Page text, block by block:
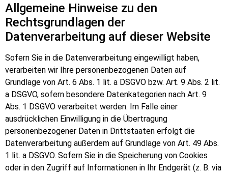
Allgemeine Hinweise zu den
Rechtsgrundlagen der
Datenverarbeitung auf dieser Website
Sofern Sie in die Datenverarbeitung eingewilligt haben,
verarbeiten wir Ihre personenbezogenen Daten auf
Grundlage von Art. 6 Abs. 1 lit. a DSGVO bzw. Art. 9 Abs. 2 lit.
a DSGVO, sofern besondere Datenkategorien nach Art. 9
Abs. 1 DSGVO verarbeitet werden. Im Falle einer
ausdrücklichen Einwilligung in die Übertragung
personenbezogener Daten in Drittstaaten erfolgt die
Datenverarbeitung außerdem auf Grundlage von Art. 49 Abs.
1 lit. a DSGVO. Sofern Sie in die Speicherung von Cookies
oder in den Zugriff auf Informationen in Ihr Endgerät (z. B. via